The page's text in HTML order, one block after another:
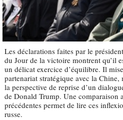
Les déclarations faites par le
du Jour de la victoire montrent qu’il
un délicat exercice d’équilibre. Il
partenariat stratégique avec la Chine,
la perspective de reprise d’un
de Donald Trump. Une comparaison
précédentes permet de lire ces
russe.